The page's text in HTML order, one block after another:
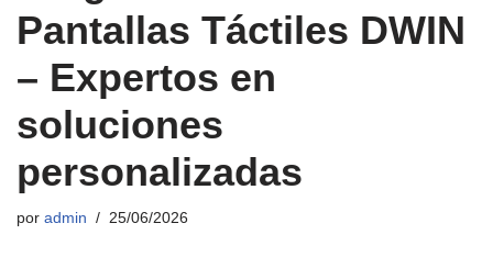
Pantallas Táctiles DWIN
– Expertos en
soluciones
personalizadas
por admin 25/06/2026